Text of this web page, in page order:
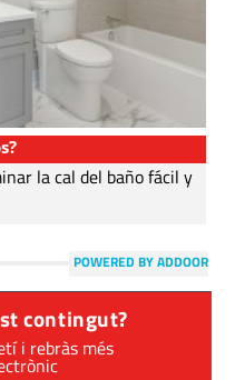
la cal del baño fácil y
POWERED BY ADDOOR
contingut?
i rebràs més